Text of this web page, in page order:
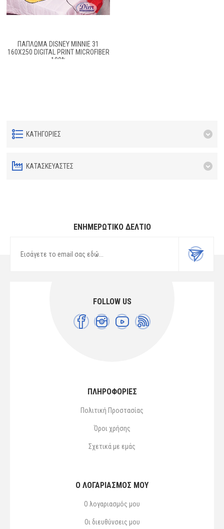
ΠΑΠΛΩΜΑ DISNEY MINNIE 31
160X250 DIGITAL PRINT MICROFIBER
100%
ΚΑΤΗΓΟΡΊΕΣ
ΚΑΤΑΣΚΕΥΑΣΤΈΣ
ΕΝΗΜΕΡΩΤΙΚΌ ΔΕΛΤΊΟ
FOLLOW US
ΠΛΗΡΟΦΟΡΙΕΣ
Πολιτική Προστασίας
Όροι χρήσης
Σχετικά με εμάς
Ο ΛΟΓΑΡΙΑΣΜΌΣ ΜΟΥ
Ο λογαριασμός μου
Οι διευθύνσεις μου